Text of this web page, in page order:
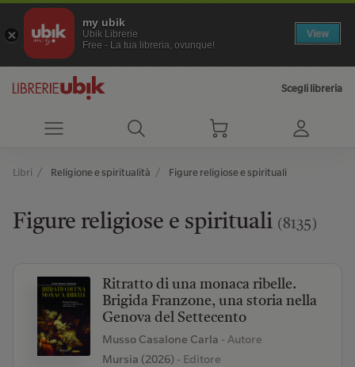
my ubik
Ubik Librerie
Free - La tua libreria, ovunque!
View
Scegli libreria
Libri Religione e spiritualità Figure religiose e spirituali
Figure religiose e spirituali (8135)
Ritratto di una monaca ribelle.
Brigida Franzone, una storia nella
Genova del Settecento
Musso Casalone Carla - Autore
Mursia (2026)- Editore